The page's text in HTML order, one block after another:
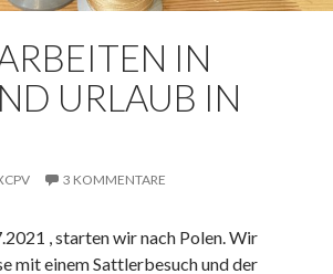
IN
URLAUB IN
3 KOMMENTARE
, starten wir nach Polen. Wir
mit einem Sattlerbesuch und der